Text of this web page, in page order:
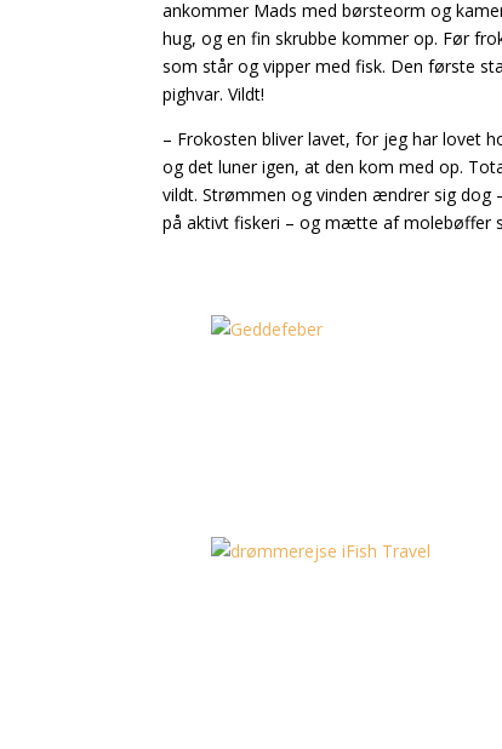
ankommer Mads med børsteorm og
hug, og en fin skrubbe kommer op. Før
som står og vipper med fisk. Den første
pighvar. Vildt!
– Frokosten bliver lavet, for jeg har lovet
og det luner igen, at den kom med op.
vildt. Strømmen og vinden ændrer sig
på aktivt fiskeri – og mætte af molebøffer